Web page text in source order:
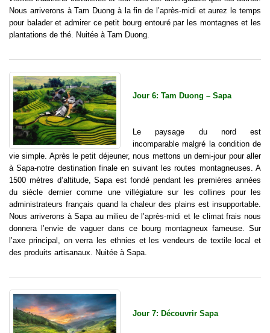
Nous arriverons à Tam Duong à la fin de l’après-midi et aurez le temps
pour balader et admirer ce petit bourg entouré par les montagnes et les
plantations de thé. Nuitée à Tam Duong.
Jour 6: Tam Duong – Sapa
Le paysage du nord est
incomparable malgré la condition de
vie simple. Après le petit déjeuner, nous mettons un demi-jour pour aller
à Sapa-notre destination finale en suivant les routes montagneuses. A
1500 mètres d’altitude, Sapa est fondé pendant les premières années
du siècle dernier comme une villégiature sur les collines pour les
administrateurs français quand la chaleur des plains est insupportable.
Nous arriverons à Sapa au milieu de l’après-midi et le climat frais nous
donnera l’envie de vaguer dans ce bourg montagneux fameuse. Sur
l’axe principal, on verra les ethnies et les vendeurs de textile local et
des produits artisanaux. Nuitée à Sapa.
Jour 7: Découvrir Sapa